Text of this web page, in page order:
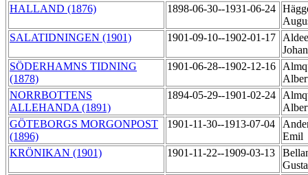
HALLAND (1876)
1898-06-30--1931-06-24
SALATIDNINGEN (1901)
1901-09-10--1902-01-17
SÖDERHAMNS TIDNING
(1878)
1901-06-28--1902-12-16
NORRBOTTENS
ALLEHANDA (1891)
1894-05-29--1901-02-24
GÖTEBORGS MORGONPOST
(1896)
1901-11-30--1913-07-04
Emil
KRÖNIKAN (1901)
1901-11-22--1909-03-13